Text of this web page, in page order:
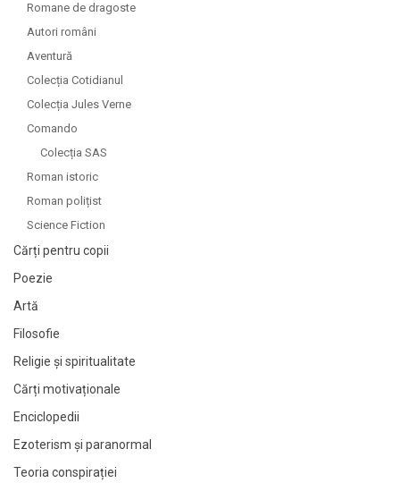
Romane de dragoste
Autori români
Aventură
Colecția Cotidianul
Colecția Jules Verne
Comando
Colecția SAS
Roman istoric
Roman polițist
Science Fiction
Cărți pentru copii
Poezie
Artă
Filosofie
Religie și spiritualitate
Cărți motivaționale
Enciclopedii
Ezoterism și paranormal
Teoria conspirației